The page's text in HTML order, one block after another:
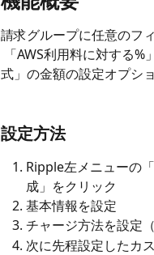
請求グループに任意のフ
式」の金額の設定オプシ
設定方法
Ripple左メニューの
成」をクリック
基本情報を設定
チャージ方法を設定
次に先程設定したカ